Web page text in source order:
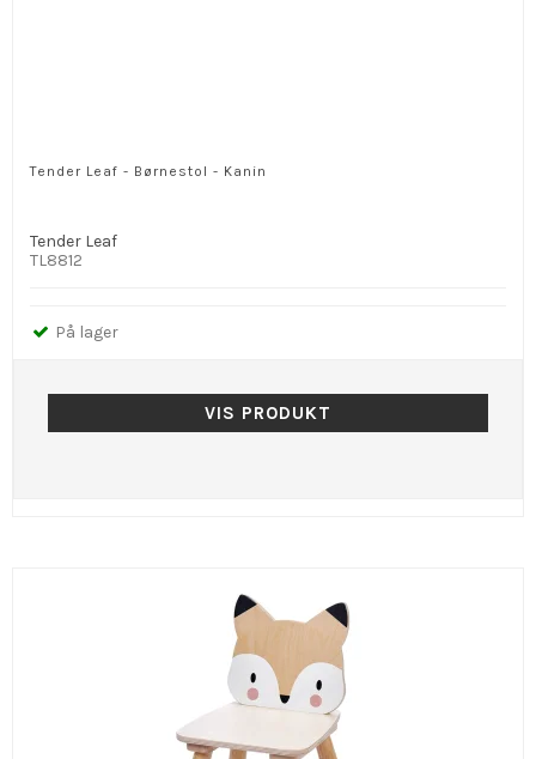
Tender Leaf - Børnestol - Kanin
Tender Leaf
TL8812
På lager
VIS PRODUKT